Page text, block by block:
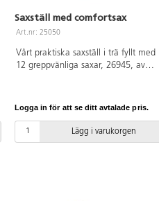
Saxställ med comfortsax
Art.nr: 25050
Vårt praktiska saxställ i trä fyllt med
12 greppvänliga saxar, 26945, av
80 mm. Trästället har ø 160 mm med
130 mm högt.
Logga in för att se ditt avtalade pris.
Lägg i varukorgen